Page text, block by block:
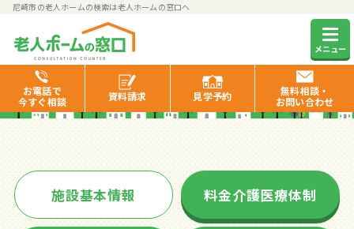
尼崎市の老人ホームの検索は老人ホームの窓口へ
メニュー
お電話で
今すぐ相談
資料請求 見学予約
無料相談・
お問い合わせ
アットホームふじた
施設基本情報 料金介護医療体制